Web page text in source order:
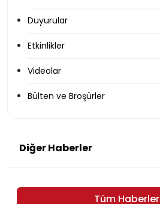
Duyurular
Etkinlikler
Videolar
Bülten ve Broşürler
Diğer Haberler
Tüm Haberler